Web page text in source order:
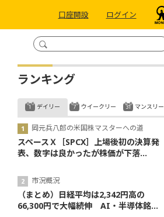
口座開設 ログイン
ランキング
デイリー
岡元兵八郎の米国株マスターへの道
スペースＸ［SPCX］上場後初の決算発
表、数字は良かったが株価が下落...
市況概況
（まとめ）日経平均は2,342円高の
66,300円で大幅続伸 AI・半導体銘...
ウイークリー マンスリー